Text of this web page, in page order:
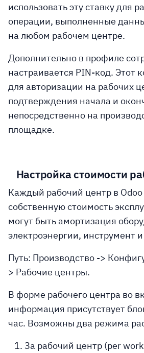
использовать эту ставку для
операции, выполненные
на любом рабочем центре.
Дополнительно в профиле
настраивается PIN-код. Этот
для авторизации на рабочих
подтверждения начала и
непосредственно на
площадке.
Настройка стоимости
Каждый рабочий центр в
собственную стоимость
могут быть амортизация
электроэнергии, инструмент и
Путь: Производство ->
> Рабочие центры.
В форме рабочего центра во
информация присутствует
час. Возможны два режима
За рабочий центр (per